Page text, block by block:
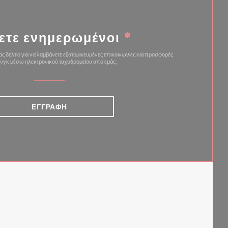
ενημερωμένοι *
δελτίο για να λαμβάνετε εξατομικευμένες επικοινωνίες και προσφορές
μέσω ηλεκτρονικού ταχυδρομείου από εμάς.
ΕΓΓΡΑΦΉ
ΠΑΡΆΘΥΡΟ))